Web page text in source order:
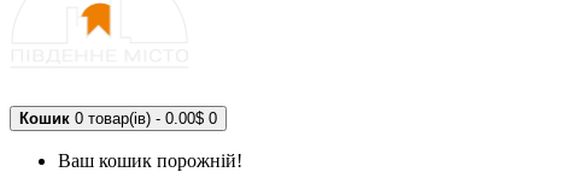
Кошик 0 товар(ів) - 0.00$ 0
Ваш кошик порожній!